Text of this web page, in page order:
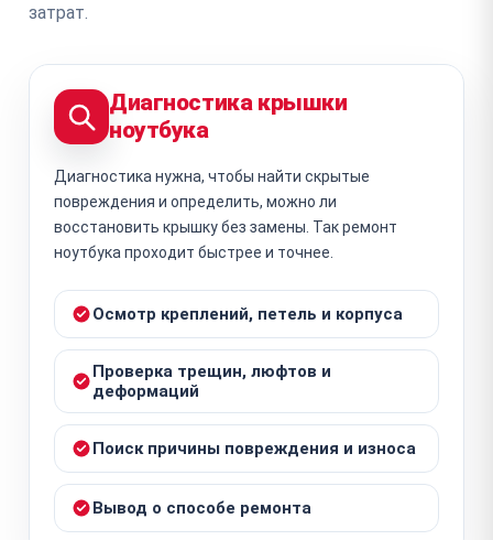
затрат.
Диагностика крышки
ноутбука
Диагностика нужна, чтобы найти скрытые
повреждения и определить, можно ли
восстановить крышку без замены. Так ремонт
ноутбука проходит быстрее и точнее.
Осмотр креплений, петель и корпуса
Проверка трещин, люфтов и
деформаций
Поиск причины повреждения и износа
Вывод о способе ремонта